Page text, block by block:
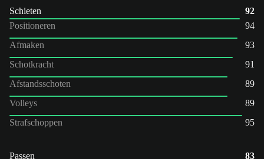
Schieten
92
Positioneren
94
Afmaken
93
Schotkracht
91
Afstandsschoten
89
Volleys
89
Strafschoppen
95
Passen
83